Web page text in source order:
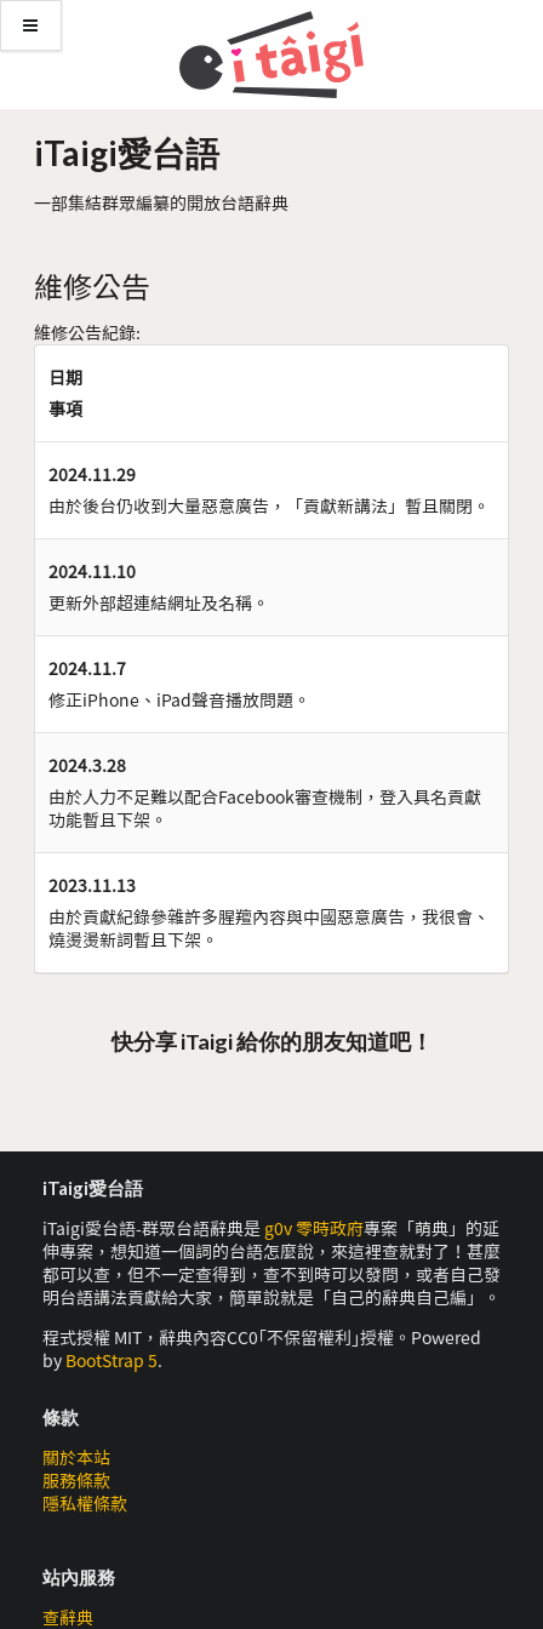
iTaigi愛台語
一部集結群眾編纂的開放台語辭典
維修公告
維修公告紀錄:
日期
事項
2024.11.29
由於後台仍收到大量惡意廣告，「貢獻新講法」暫且關閉。
2024.11.10
更新外部超連結網址及名稱。
2024.11.7
修正iPhone、iPad聲音播放問題。
2024.3.28
由於人力不足難以配合Facebook審查機制，登入具名貢獻
功能暫且下架。
2023.11.13
由於貢獻紀錄參雜許多腥羶內容與中國惡意廣告，我很會、
燒燙燙新詞暫且下架。
快分享 iTaigi 給你的朋友知道吧！
iTaigi愛台語
iTaigi愛台語-群眾台語辭典是 g0v 零時政府專案「萌典」的延
伸專案，想知道一個詞的台語怎麼說，來這裡查就對了！甚麼
都可以查，但不一定查得到，查不到時可以發問，或者自己發
明台語講法貢獻給大家，簡單說就是「自己的辭典自己編」。
程式授權 MIT，辭典內容CC0｢不保留權利｣授權。Powered
by BootStrap 5.
條款
關於本站
服務條款
隱私權條款
站內服務
查辭典